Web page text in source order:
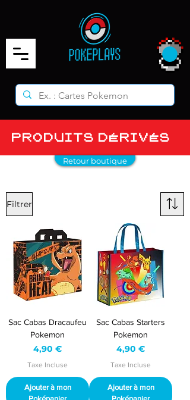
PRODUITS DÉRIVÉS
Retour boutique
Filtrer
Sac Cabas Dracaufeu
Pokemon
Prix
4,90 €
Taxe Incluse
Ajouter à mon
Sac Cabas Starters
Pokemon
Prix
4,90 €
Taxe Incluse
Ajouter à mon